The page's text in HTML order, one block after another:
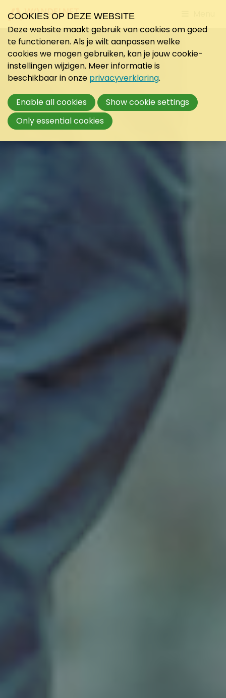
to
COOKIES OP DEZE WEBSITE
Deze website maakt gebruik van cookies om goed
te functioneren. Als je wilt aanpassen welke
cookies we mogen gebruiken, kan je jouw cookie-
instellingen wijzigen. Meer informatie is
beschikbaar in onze privacyverklaring.
Enable all cookies
Show cookie settings
Only essential cookies